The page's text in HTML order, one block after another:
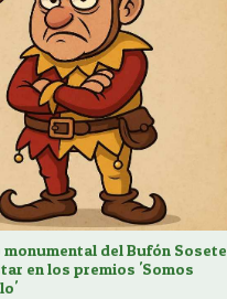
monumental del Bufón Sosete
en los premios 'Somos